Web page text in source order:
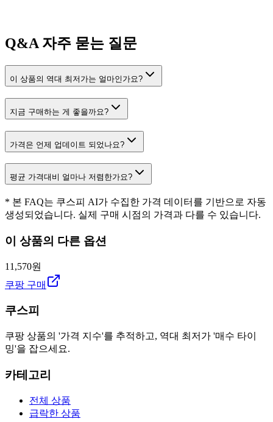
Q&A자주 묻는 질문
이 상품의 역대 최저가는 얼마인가요?
지금 구매하는 게 좋을까요?
가격은 언제 업데이트 되었나요?
평균 가격대비 얼마나 저렴한가요?
* 본 FAQ는 쿠스피 AI가 수집한 가격 데이터를 기반으로 자동
생성되었습니다. 실제 구매 시점의 가격과 다를 수 있습니다.
이 상품의 다른 옵션
11,570원
쿠팡 구매
쿠스피
쿠팡 상품의 '가격 지수'를 추적하고, 역대 최저가 '매수 타이
밍'을 잡으세요.
카테고리
전체 상품
급락한 상품